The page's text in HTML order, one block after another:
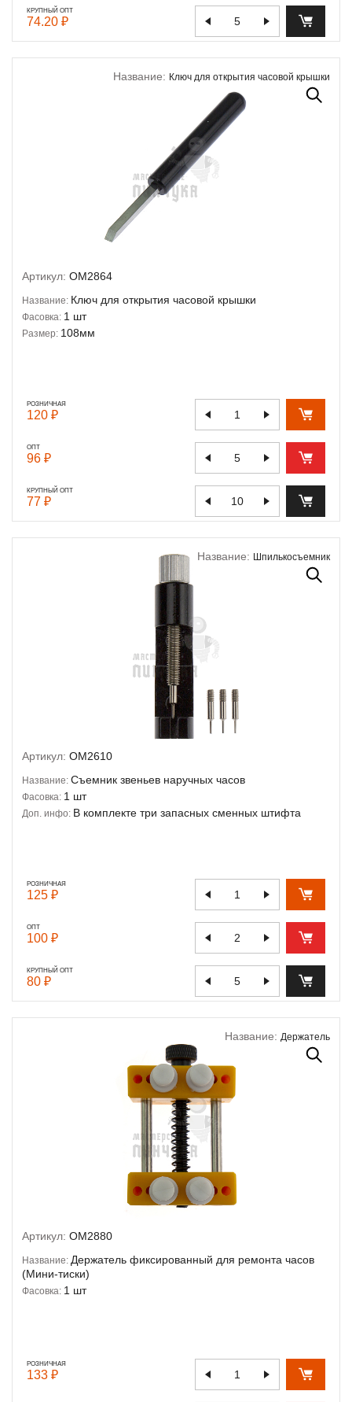
КРУПНЫЙ ОПТ
74.20 ₽
Название: Ключ для открытия часовой крышки
Артикул: OM2864
Название: Ключ для открытия часовой крышки
Фасовка: 1 шт
Размер: 108мм
РОЗНИЧНАЯ
120 ₽
ОПТ
96 ₽
КРУПНЫЙ ОПТ
77 ₽
Название: Шпилькосъемник
Артикул: OM2610
Название: Съемник звеньев наручных часов
Фасовка: 1 шт
Доп. инфо: В комплекте три запасных сменных штифта
РОЗНИЧНАЯ
125 ₽
ОПТ
100 ₽
КРУПНЫЙ ОПТ
80 ₽
Название: Держатель
Артикул: OM2880
Название: Держатель фиксированный для ремонта часов
(Мини-тиски)
Фасовка: 1 шт
РОЗНИЧНАЯ
133 ₽